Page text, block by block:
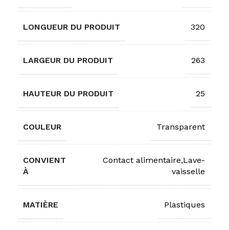
LONGUEUR DU PRODUIT 320
LARGEUR DU PRODUIT 263
HAUTEUR DU PRODUIT 25
COULEUR Transparent
CONVIENT
À
Contact alimentaire,Lave-
vaisselle
MATIÈRE Plastiques